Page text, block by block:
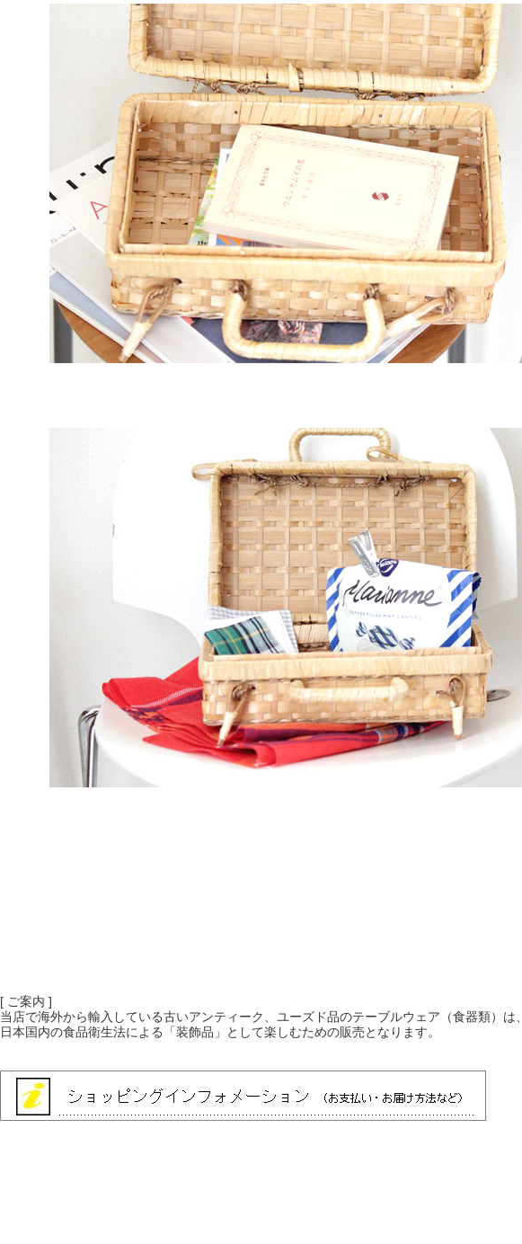
[ ご案内 ]
当店で海外から輸入している古いアンティーク、ユーズド品のテーブルウェア（食器類）は、
日本国内の食品衛生法による「装飾品」として楽しむための販売となります。